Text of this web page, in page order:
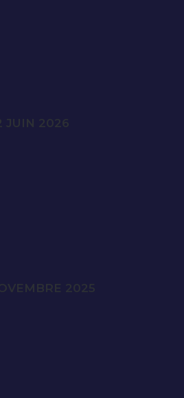
JUIN 2026
2025